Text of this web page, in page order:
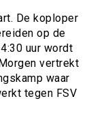
De koploper
op de
uur wordt
vertrekt
waar
tegen FSV